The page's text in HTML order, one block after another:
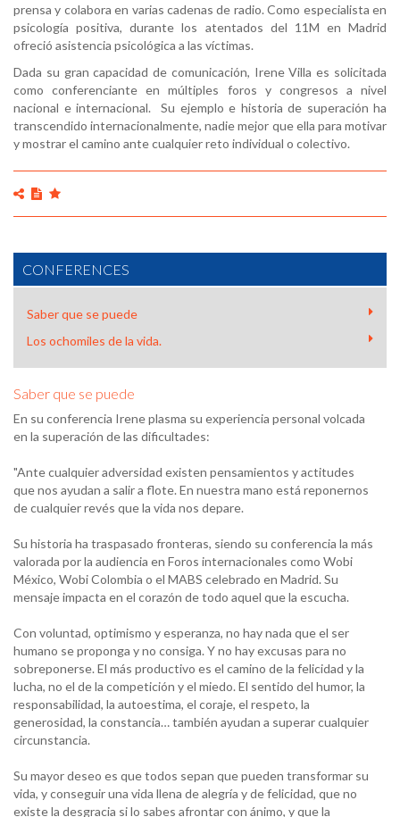
prensa y colabora en varias cadenas de radio. Como especialista en
psicología positiva, durante los atentados del 11M en Madrid
ofreció asistencia psicológica a las víctimas.
Dada su gran capacidad de comunicación, Irene Villa es solicitada
como conferenciante en múltiples foros y congresos a nivel
nacional e internacional. Su ejemplo e historia de superación ha
transcendido internacionalmente, nadie mejor que ella para motivar
y mostrar el camino ante cualquier reto individual o colectivo.
CONFERENCES
Saber que se puede
Los ochomiles de la vida.
Saber que se puede
En su conferencia Irene plasma su experiencia personal volcada
en la superación de las dificultades:
"Ante cualquier adversidad existen pensamientos y actitudes
que nos ayudan a salir a flote. En nuestra mano está reponernos
de cualquier revés que la vida nos depare.
Su historia ha traspasado fronteras, siendo su conferencia la más
valorada por la audiencia en Foros internacionales como Wobi
México, Wobi Colombia o el MABS celebrado en Madrid. Su
mensaje impacta en el corazón de todo aquel que la escucha.
Con voluntad, optimismo y esperanza, no hay nada que el ser
humano se proponga y no consiga. Y no hay excusas para no
sobreponerse. El más productivo es el camino de la felicidad y la
lucha, no el de la competición y el miedo. El sentido del humor, la
responsabilidad, la autoestima, el coraje, el respeto, la
generosidad, la constancia… también ayudan a superar cualquier
circunstancia.
Su mayor deseo es que todos sepan que pueden transformar su
vida, y conseguir una vida llena de alegría y de felicidad, que no
existe la desgracia si lo sabes afrontar con ánimo, y que la